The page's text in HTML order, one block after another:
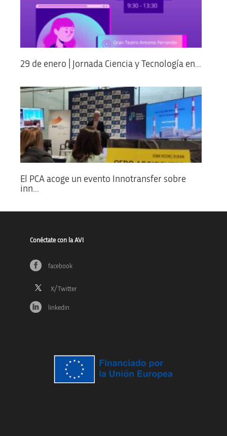
29 de enero | Jornada Ciencia y Tecnología en...
El PCA acoge un evento Innotransfer sobre
inn...
Conéctate con la AVI
facebook
linkedin